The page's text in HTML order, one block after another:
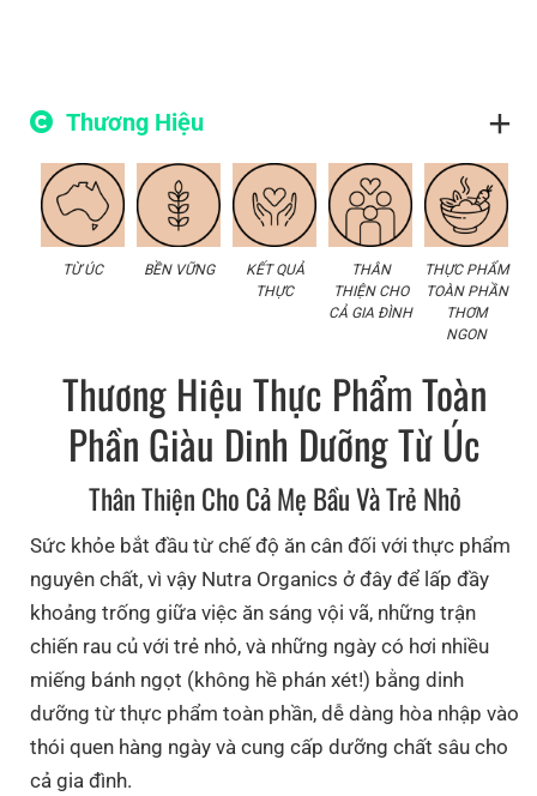
Aspartic Acid
Lysine 2.4
Serine 2.1
Leucine* 1.9
Phenylalanine
Threonine
1.0
Histidine 0.8
Tyrosine 0.7
Methionine 0.6
Thương Hiệu
TỪ ÚC BỀN VỮNG
KẾT QUẢ
THỰC
THÂN
THIỆN CHO
CẢ GIA ĐÌNH
THỰC PHẨM
TOÀN PHẦN
THƠM
NGON
Thương Hiệu Thực Phẩm Toàn
Phần Giàu Dinh Dưỡng Từ Úc
Thân Thiện Cho Cả Mẹ Bầu Và Trẻ Nhỏ
Sức khỏe bắt đầu từ chế độ ăn cân đối với thực phẩm
nguyên chất, vì vậy Nutra Organics ở đây để lấp đầy
khoảng trống giữa việc ăn sáng vội vã, những trận
chiến rau củ với trẻ nhỏ, và những ngày có hơi nhiều
miếng bánh ngọt (không hề phán xét!) bằng dinh
dưỡng từ thực phẩm toàn phần, dễ dàng hòa nhập vào
thói quen hàng ngày và cung cấp dưỡng chất sâu cho
cả gia đình.